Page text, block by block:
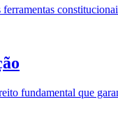
fundamental que